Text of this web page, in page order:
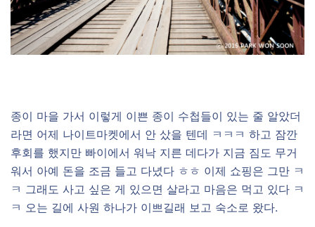
종이 마을 가서 이렇게 이쁜 종이 수첩들이 있는 줄 알았더
라면 어제 나이트마켓에서 안 샀을 텐데 ㅋㅋㅋ 하고 잠깐
후회를 했지만 빠이에서 워낙 지른 데다가 지금 짐도 무거
워서 아예 돈을 조금 들고 다녔다 ㅎㅎ 이제 쇼핑은 그만 ㅋ
ㅋ 그래도 사고 싶은 게 있으면 살라고 마음은 먹고 있다 ㅋ
ㅋ 오는 길에 사원 하나가 이쁘길래 보고 숙소로 왔다.